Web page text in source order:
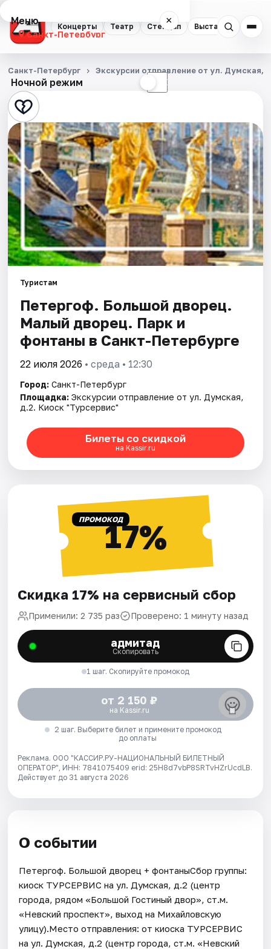
Концерты Театр Стендап Выставки
Меню ×
Санкт-Петербург
Концерты
Театр
Стендап
Выставки
Квесты
Экскурсии
Спорт
События
Города
Площадки
Артисты
Рейтинги
Ночной режим ☾
Санкт-Петербург Экскурсии отправление от ул. Думская,
Туристам
Петергоф. Большой дворец.
Малый дворец. Парк и
фонтаны в Санкт-Петербурге
22 июля 2026 • среда • 12:30
Город: Санкт-Петербург
Площадка: Экскурсии отправление от ул. Думская,
д.2. Киоск "Турсервис"
Билеты со скидкой
на Kassir.ru
ПРОМОКОД17%
Скидка 17% на сервисный сбор
Применили: 2 735 раз Проверено: 1 минуту назад
адмитад
Скопировать
1 шаг. Скопируйте промокод
от 2 150 ₽
на Kassir.ru
2 шаг. Выберите билет и примените промокод
до оплаты
Реклама. ООО "КАССИР.РУ-НАЦИОНАЛЬНЫЙ БИЛЕТНЫЙ
ОПЕРАТОР", ИНН: 7841075409 erid: 25H8d7vbP8SRTvHZrUcdLB.
Действует до 31 августа 2026
О событии
Петергоф. Большой дворец + фонтаныСбор группы:
киоск ТУРСЕРВИС на ул. Думская, д.2 (центр
города, рядом «Большой Гостиный двор», ст.м.
«Невский проспект», выход на Михайловскую
улицу).Место отправления: от киоска ТУРСЕРВИС
на ул. Думская, д.2 (центр города, ст.м. «Невский